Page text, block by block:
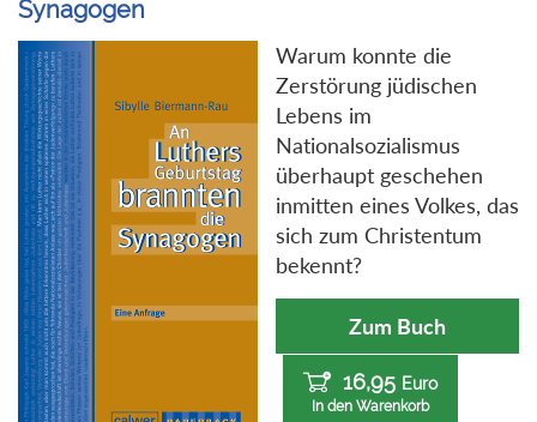
Synagogen
Warum konnte die
Zerstörung jüdischen
Lebens im
Nationalsozialismus
überhaupt geschehen
inmitten eines Volkes, das
sich zum Christentum
bekennt?
Zum Buch
16,95 Euro
In den Warenkorb